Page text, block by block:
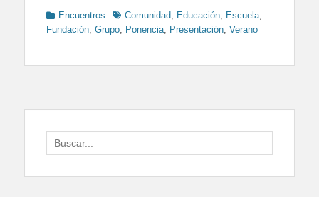
Categories
Encuentros TagsComunidad, Educación, Escuela,
Fundación, Grupo, Ponencia, Presentación, Verano
Search
for: